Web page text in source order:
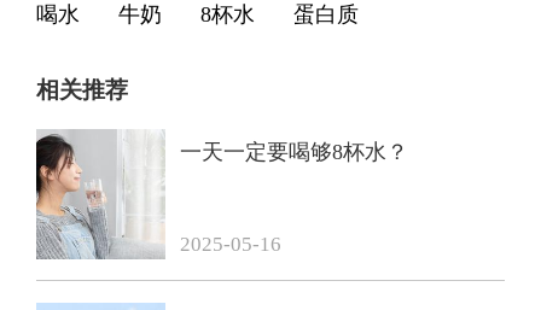
喝水
牛奶 8杯水 蛋白质
相关推荐
一天一定要喝够8杯水？
2025-05-16